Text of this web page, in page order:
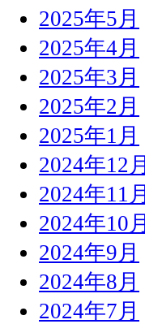
2025年5月
2025年4月
2025年3月
2025年2月
2025年1月
2024年12月
2024年11月
2024年10月
2024年9月
2024年8月
2024年7月